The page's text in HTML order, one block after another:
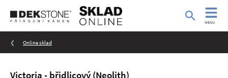
MENU
Online sklad
Victoria - břidlicový (Neolith)